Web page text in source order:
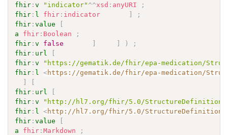
fhir :v "indicator" ^^xsd : anyURI
;
fhir : l fhir : indicator
;
fhir :value
a
fhir : Boolean
;
fhir :v false )
;
fhir : url
fhir :v
"https://gematik.de/fhir/epa-medication/
fhir : l <https://gematik.de/fhir/epa-medication/
fhir : url
fhir :v
"http://hl7.org/fhir/5.0/StructureDefinition/
fhir : l <http://hl7.org/fhir/5.0/StructureDefinition/
fhir :value
a
fhir :Markdown
;